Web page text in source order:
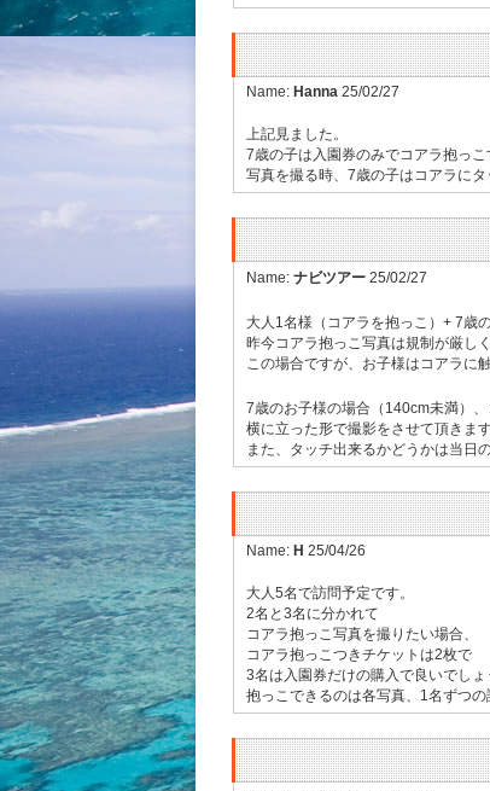
Name: Hanna 25/02/27
上記見ました。
7歳の子は入園券のみでコアラ抱っ
写真を撮る時、7歳の子はコアラに
Name: ナビツアー 25/02/27
大人1名様（コアラを抱っこ）+ 7歳
昨今コアラ抱っこ写真は規制が厳し
この場合ですが、お子様はコアラに
7歳のお子様の場合（140cm未満）
横に立った形で撮影をさせて頂きます
また、タッチ出来るかどうかは当日
Name: H 25/04/26
大人5名で訪問予定です。
2名と3名に分かれて
コアラ抱っこ写真を撮りたい場合、
コアラ抱っこつきチケットは2枚で
3名は入園券だけの購入で良いでしょ
抱っこできるのは各写真、1名ずつの